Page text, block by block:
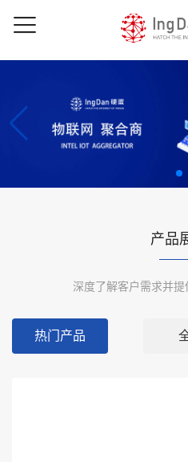
产品
深度了解客户需求并
热门产品